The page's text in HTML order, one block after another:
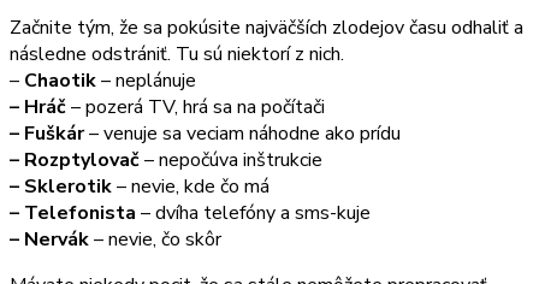
Začnite tým, že sa pokúsite najväčších zlodejov času odhaliť a
následne odstrániť. Tu sú niektorí z nich.
– Chaotik– neplánuje
– Hráč– pozerá TV, hrá sa na počítači
– Fuškár– venuje sa veciam náhodne ako prídu
– Rozptylovač– nepočúva inštrukcie
– Sklerotik– nevie, kde čo má
– Telefonista – dvíha telefóny a sms-kuje
– Nervák– nevie, čo skôr